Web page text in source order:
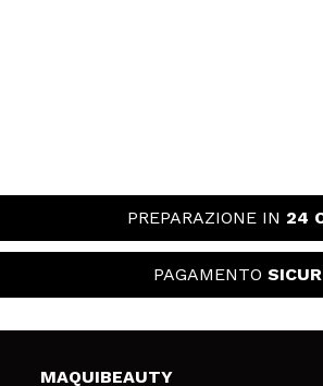
PREPARAZIONE IN 24
PAGAMENTO
MAQUIBEAUTY